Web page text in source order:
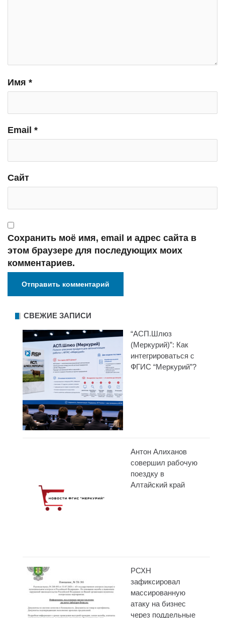
Имя *
Email *
Сайт
Сохранить моё имя, email и адрес сайта в
этом браузере для последующих моих
комментариев.
СВЕЖИЕ ЗАПИСИ
“АСП.Шлюз
(Меркурий)”: Как
интегрироваться с
ФГИС “Меркурий”?
Антон Алиханов
совершил рабочую
поездку в
Алтайский край
РСХН
зафиксировал
массированную
атаку на бизнес
через поддельные